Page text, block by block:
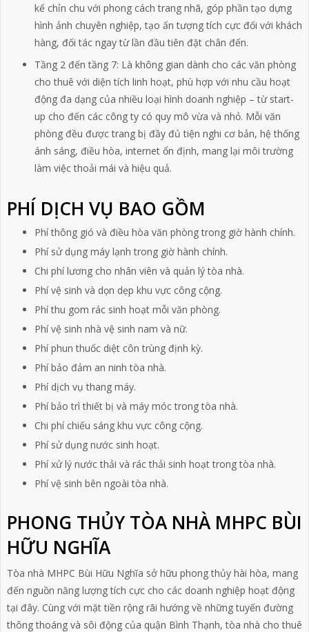
kế chỉn chu với phong cách trang nhã, góp phần tạo dựng
hình ảnh chuyên nghiệp, tạo ấn tượng tích cực đối với khách
hàng, đối tác ngay từ lần đầu tiên đặt chân đến.
Tầng 2 đến tầng 7: Là không gian dành cho các văn phòng
cho thuê với diện tích linh hoạt, phù hợp với nhu cầu hoạt
động đa dạng của nhiều loại hình doanh nghiệp – từ start-
up cho đến các công ty có quy mô vừa và nhỏ. Mỗi văn
phòng đều được trang bị đầy đủ tiện nghi cơ bản, hệ thống
ánh sáng, điều hòa, internet ổn định, mang lại môi trường
làm việc thoải mái và hiệu quả.
PHÍ DỊCH VỤ BAO GỒM
Phí thông gió và điều hòa văn phòng trong giờ hành chính.
Phí sử dụng máy lạnh trong giờ hành chính.
Chi phí lương cho nhân viên và quản lý tòa nhà.
Phí vệ sinh và dọn dẹp khu vực công cộng.
Phí thu gom rác sinh hoạt mỗi văn phòng.
Phí vệ sinh nhà vệ sinh nam và nữ.
Phí phun thuốc diệt côn trùng định kỳ.
Phí bảo đảm an ninh tòa nhà.
Phí dịch vụ thang máy.
Phí bảo trì thiết bị và máy móc trong tòa nhà.
Chi phí chiếu sáng khu vực công cộng.
Phí sử dụng nước sinh hoạt.
Phí xử lý nước thải và rác thải sinh hoạt trong tòa nhà.
Phí vệ sinh bên ngoài tòa nhà.
PHONG THỦY TÒA NHÀ MHPC BÙI
HỮU NGHĨA
Tòa nhà MHPC Bùi Hữu Nghĩa sở hữu phong thủy hài hòa, mang
đến nguồn năng lượng tích cực cho các doanh nghiệp hoạt động
tại đây. Cùng với mặt tiền rộng rãi hướng về những tuyến đường
thông thoáng và sôi động của quận Bình Thạnh, tòa nhà cho thuê